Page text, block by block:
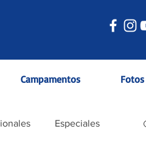
Campamentos Fotos
Especiales